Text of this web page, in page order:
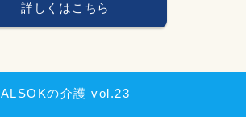
詳しくはこちら
ALSOKの介護 vol.23